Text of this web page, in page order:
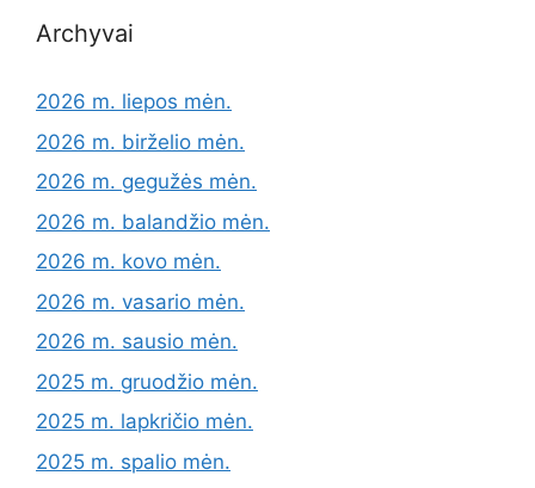
Archyvai
2026 m. liepos mėn.
2026 m. birželio mėn.
2026 m. gegužės mėn.
2026 m. balandžio mėn.
2026 m. kovo mėn.
2026 m. vasario mėn.
2026 m. sausio mėn.
2025 m. gruodžio mėn.
2025 m. lapkričio mėn.
2025 m. spalio mėn.